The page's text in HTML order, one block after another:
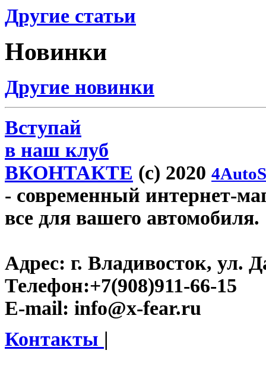
Другие статьи
Новинки
Другие новинки
Вступай
в наш клуб
ВКОНТАКТЕ (c) 2020
- современный интернет-
все для вашего автомобиля.
Адрес: г. Владивосток, ул.
Телефон:+7(908)911-66-15
E-mail: info@x-fear.ru
Контакты |